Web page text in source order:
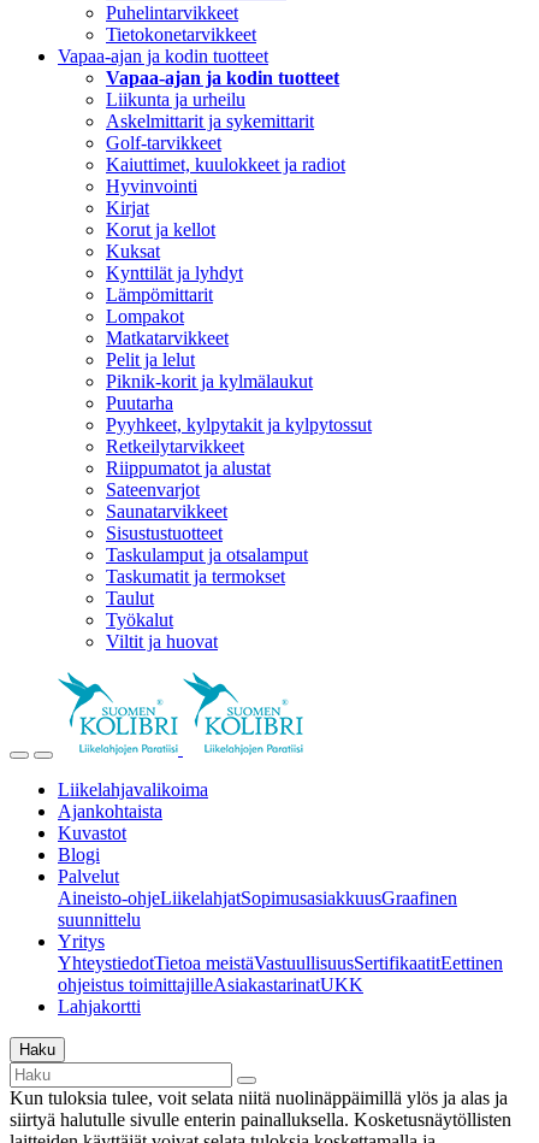
Puhelintarvikkeet
Tietokonetarvikkeet
Vapaa-ajan ja kodin tuotteet
Vapaa-ajan ja kodin tuotteet
Liikunta ja urheilu
Askelmittarit ja sykemittarit
Golf-tarvikkeet
Kaiuttimet, kuulokkeet ja radiot
Hyvinvointi
Kirjat
Korut ja kellot
Kuksat
Kynttilät ja lyhdyt
Lämpömittarit
Lompakot
Matkatarvikkeet
Pelit ja lelut
Piknik-korit ja kylmälaukut
Puutarha
Pyyhkeet, kylpytakit ja kylpytossut
Retkeilytarvikkeet
Riippumatot ja alustat
Sateenvarjot
Saunatarvikkeet
Sisustustuotteet
Taskulamput ja otsalamput
Taskumatit ja termokset
Taulut
Työkalut
Viltit ja huovat
Liikelahjavalikoima
Ajankohtaista
Kuvastot
Blogi
Palvelut
Aineisto-ohjeLiikelahjatSopimusasiakkuusGraafinen
suunnittelu
Yritys
YhteystiedotTietoa meistäVastuullisuusSertifikaatitEettinen
ohjeistus toimittajilleAsiakastarinatUKK
Lahjakortti
Haku
Kun tuloksia tulee, voit selata niitä nuolinäppäimillä ylös ja alas ja
siirtyä halutulle sivulle enterin painalluksella. Kosketusnäytöllisten